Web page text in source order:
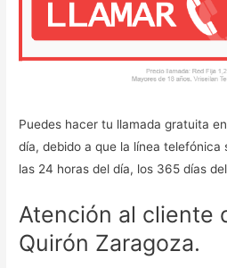
Puedes hacer tu llamada gratuita
día, debido a que la línea
las 24 horas del día, los 365 días
Atención al cliente
Quirón Zaragoza.